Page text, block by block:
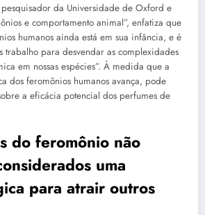
da Universidade de Oxford e
e comportamento animal”, enfatiza que
humanos ainda está em sua infância, e é
trabalho para desvendar as complexidades
em nossas espécies”. À medida que a
dos feromônios humanos avança, pode
a eficácia potencial dos perfumes de
do feromônio não
uma
para atrair outros